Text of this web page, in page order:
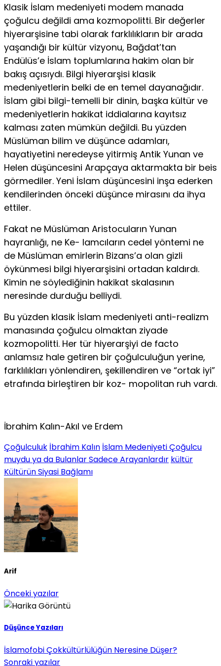
Klasik İslam medeniyeti modem manada
çoğulcu değildi ama kozmopolitti. Bir değerler
hiyerarşisine tabi olarak farklılıkların bir arada
yaşandığı bir kültür vizyonu, Bağdat’tan
Endülüs’e İs­lam toplumlarına hakim olan bir
bakış açısıydı. Bilgi hiyerarşisi klasik
medeniyetlerin belki de en temel dayanağıdır.
İslam gibi bilgi-temelli bir dinin, başka kültür ve
medeniyetlerin hakikat iddialarına kayıtsız
kalması zaten mümkün değildi. Bu yüzden
Müslüman bilim ve düşünce adamları,
hayatiyetini neredeyse yitirmiş Antik Yunan ve
Helen düşüncesini Arapçaya aktarmakta bir beis
görmediler. Yeni İslam düşüncesini inşa ederken
kendi­lerinden önceki düşünce mirasını da ihya
ettiler.
Fakat ne Müslüman Aristocuların Yunan
hayranlığı, ne Ke- lamcıların cedel yöntemi ne
de Müslüman emirlerin Bizans’a olan gizli
öykünmesi bilgi hiyerarşisini ortadan kaldırdı.
Kimin ne söylediğinin hakikat skalasının
neresinde durduğu belliydi.
Bu yüzden klasik İslam medeniyeti anti-realizm
manasında ço­ğulcu olmaktan ziyade
kozmopolitti. Her tür hiyerarşiyi de facto
anlamsız hale getiren bir çoğulculuğun yerine,
farklılıkları yön­lendiren, şekillendiren ve “ortak iyi”
etrafında birleştiren bir koz- mopolitan ruh vardı.
İbrahim Kalın-Akıl ve Erdem
Çoğulculuk İbrahim Kalın İslam Medeniyeti Çoğulcu
muydu ya da Bulanlar Sadece Arayanlardır kültür
Kültürün Siyasi Bağlamı
Arif
Önceki yazılar
Düşünce Yazıları
İslamofobi Çokkültürlülüğün Neresine Düşer?
Sonraki yazılar